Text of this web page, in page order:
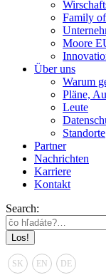
Family
Moore
Über uns
Warum
Pläne,
Leute
Standorte
Partner
Nachrichten
Karriere
Kontakt
Search:
SK EN DE